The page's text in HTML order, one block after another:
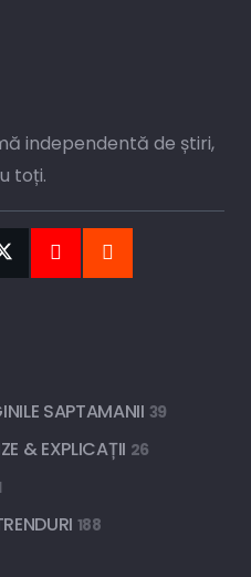
independentă de știri,
toți.
SAPTAMANII 39
& EXPLICAȚII 26
188